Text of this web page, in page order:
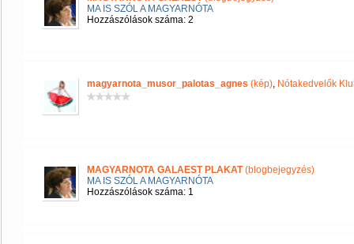
MA IS SZÓL A MAGYARNÓTA
Hozzászólások száma: 2
magyarnota_musor_palotas_agnes (kép), Nótakedvelők
MAGYARNOTA GALAEST PLAKAT(blogbejegyzés)
MA IS SZÓL A MAGYARNÓTA
Hozzászólások száma: 1